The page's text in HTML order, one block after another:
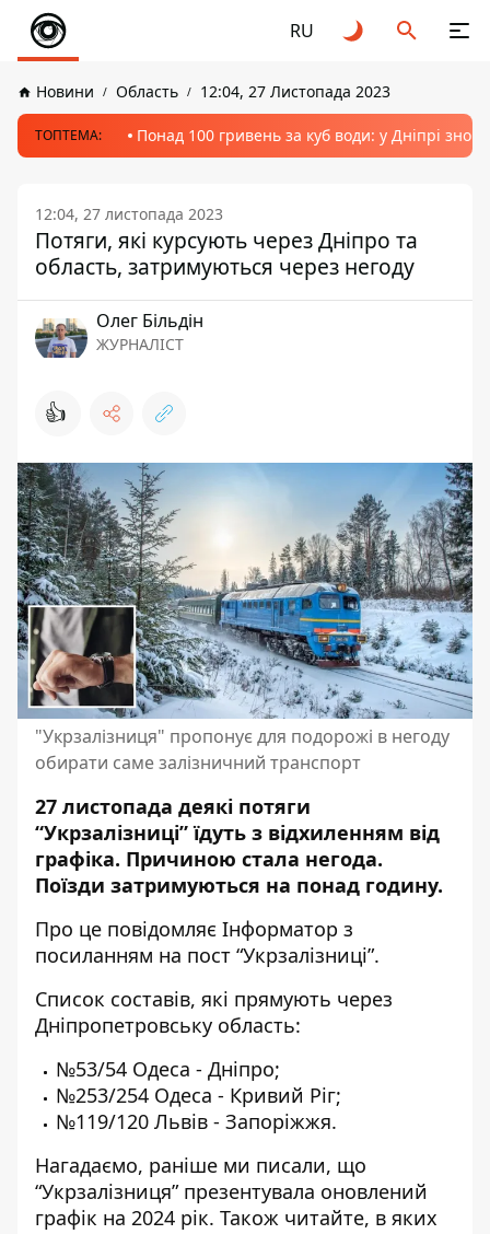
RU
Новини Область 12:04, 27 Листопада 2023
ТОПТЕМА: Понад 100 гривень за куб води: у Дніпрі
12:04, 27 листопада 2023
Потяги, які курсують через Дніпро та
область, затримуються через негоду
Олег Більдін
ЖУРНАЛІСТ
👍
"Укрзалізниця" пропонує для подорожі в негоду
обирати саме залізничний транспорт
27 листопада деякі потяги
“Укрзалізниці” їдуть з відхиленням від
графіка. Причиною стала негода.
Поїзди затримуються на понад годину.
Про це повідомляє Інформатор з
посиланням на пост “Укрзалізниці”.
Список составів, які прямують через
Дніпропетровську область:
№53/54 Одеса - Дніпро;
№253/254 Одеса - Кривий Ріг;
№119/120 Львів - Запоріжжя.
Нагадаємо, раніше ми писали, що
“Укрзалізниця” презентувала оновлений
графік на 2024 рік. Також читайте, в яких